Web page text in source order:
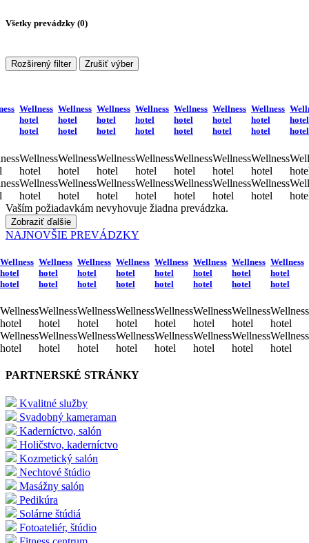
Všetky prevádzky (0)
Rozširený filter Zrušiť výber
Wellness
hotel
hotel
Wellness
hotel
Wellness
hotel
Wellness
hotel
hotel
Wellness
hotel
Wellness
hotel
Wellness
hotel
hotel
Wellness
hotel
Wellness
hotel
Wellness
hotel
hotel
Wellness
hotel
Wellness
hotel
Wellness
hotel
hotel
Wellness
hotel
Wellness
hotel
Wellness
hotel
hotel
Wellness
hotel
Wellness
hotel
Wellness
hotel
hotel
Wellness
hotel
Wellness
hotel
hotel
hotel
Vaším požiadavkám nevyhovuje žiadna prevádzka.
Zobraziť ďalšie
NAJNOVŠIE PREVÁDZKY
Wellness
hotel
hotel
Wellness
hotel
Wellness
hotel
Wellness
hotel
hotel
Wellness
hotel
Wellness
hotel
Wellness
hotel
hotel
Wellness
hotel
Wellness
hotel
Wellness
hotel
hotel
Wellness
hotel
Wellness
hotel
Wellness
hotel
hotel
Wellness
hotel
Wellness
hotel
Wellness
hotel
hotel
Wellness
hotel
Wellness
hotel
Wellness
hotel
hotel
Wellness
hotel
Wellness
hotel
Wellness
hotel
hotel
Wellness
hotel
Wellness
hotel
PARTNERSKÉ STRÁNKY
Kvalitné služby
Svadobný kameraman
Kaderníctvo, salón
Holičstvo, kaderníctvo
Kozmetický salón
Nechtové štúdio
Masážny salón
Pedikúra
Solárne štúdiá
Fotoateliér, štúdio